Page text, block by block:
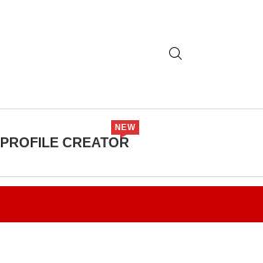
PROFILE CREATOR
NEW